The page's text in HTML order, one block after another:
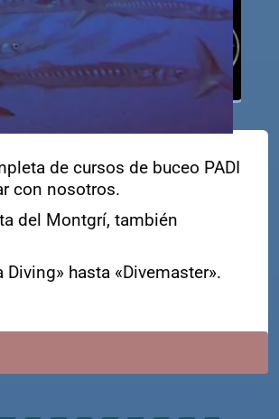
de cursos de buceo PADI
con nosotros.
del Montgrí, también
hasta «Divemaster».